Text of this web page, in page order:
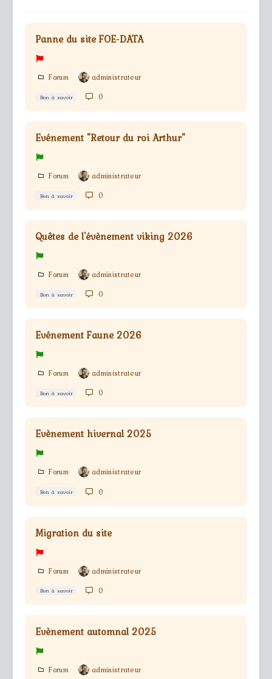
Panne du site FOE-DATA
Forum administrateur
Bon à savoir 0
Evénement "Retour du roi Arthur"
Forum administrateur
Bon à savoir 0
Quêtes de l'évènement viking 2026
Forum administrateur
Bon à savoir 0
Evénement Faune 2026
Forum administrateur
Bon à savoir 0
Evènement hivernal 2025
Forum administrateur
Bon à savoir 0
Migration du site
Forum administrateur
Bon à savoir 0
Evènement automnal 2025
Forum administrateur